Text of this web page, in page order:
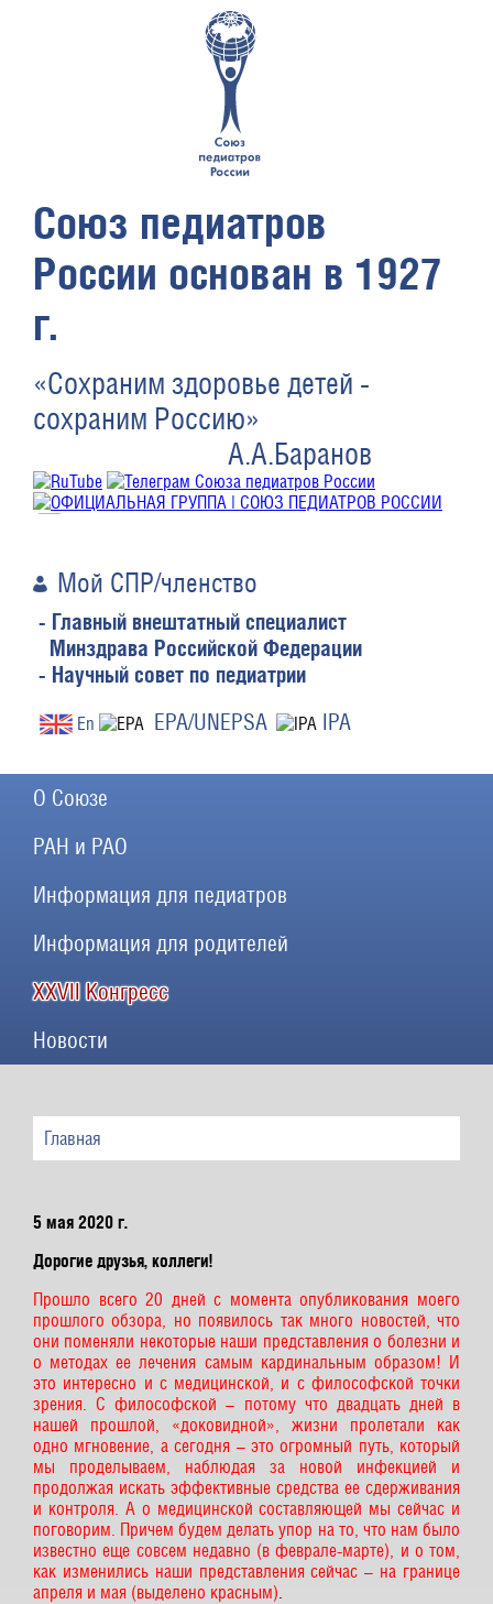
Союз педиатров
России основан в 1927
г.
«Сохраним здоровье детей -
сохраним Россию»
А.А.Баранов
Мой СПР/членство
- Главный внештатный специалист
Минздрава Российской Федерации
- Научный совет по педиатрии
En EPA/UNEPSA IPA
О Союзе
РАН и РАО
Информация для педиатров
Информация для родителей
XXVII Конгресс
Новости
Главная
5 мая 2020 г.
Дорогие друзья, коллеги!
Прошло всего 20 дней с момента опубликования моего
прошлого обзора, но появилось так много новостей, что
они поменяли некоторые наши представления о болезни и
о методах ее лечения самым кардинальным образом! И
это интересно и с медицинской, и с философской точки
зрения. С философской – потому что двадцать дней в
нашей прошлой, «доковидной», жизни пролетали как
одно мгновение, а сегодня – это огромный путь, который
мы проделываем, наблюдая за новой инфекцией и
продолжая искать эффективные средства ее сдерживания
и контроля. А о медицинской составляющей мы сейчас и
поговорим. Причем будем делать упор на то, что нам было
известно еще совсем недавно (в феврале-марте), и о том,
как изменились наши представления сейчас – на границе
апреля и мая (выделено красным).